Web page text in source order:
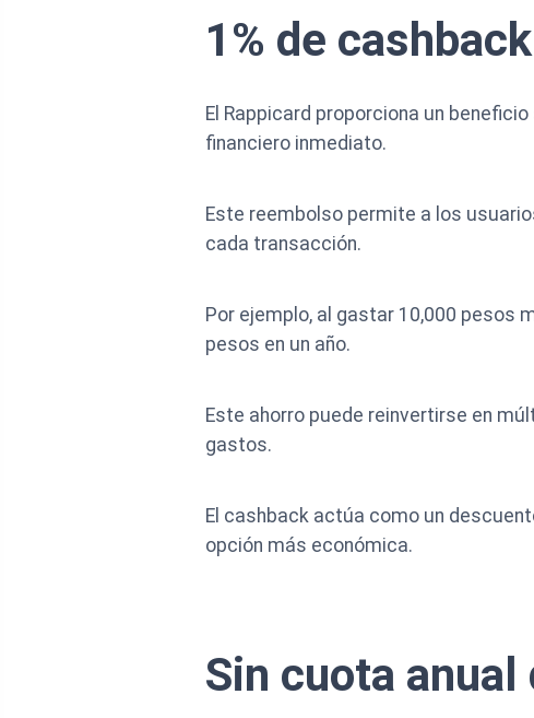
1% de
El Rappicard proporciona un
financiero inmediato.
Este reembolso permite a los
cada transacción.
Por ejemplo, al gastar 10,000 pesos
pesos en un año.
Este ahorro puede reinvertirse en
gastos.
El cashback actúa como un
opción más económica.
Sin cuota anual